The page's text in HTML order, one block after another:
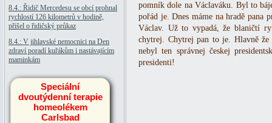
8.4.: Řidič Mercedesu se obcí prohnal
rychlostí 126 kilometrů v hodině,
přišel o řidičský průkaz
8.4.: V jihlavské nemocnici na Den
zdraví poradí kuřákům i nastávajícím
maminkám
Speciální
dvoutýdenní terapie
homeolékem
Carlsbad
pomník dole na Václaváku. Byl to
pořád je. Dnes máme na hradě pana
Václav. Už to vypadá, že blaničtí
chytrej. Chytrej pan to je. Hlavně že
nebyl ten správnej českej
presidenti!